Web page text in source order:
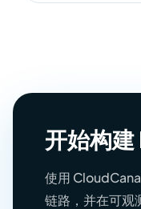
开始构
使用
链路，并在可观